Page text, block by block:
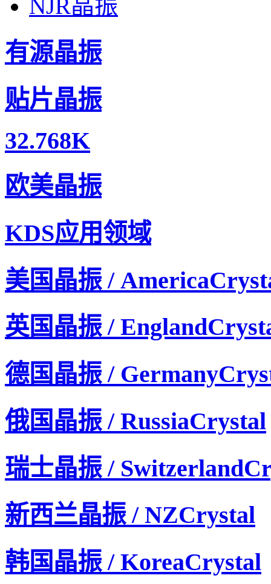
CITIZEN晶振,石英晶振,CFV-206晶振,时钟晶振
NJR晶振
有源晶振
贴片晶振
32.768K
欧美晶振
KDS应用领域
美国晶振 /
英国晶振 /
德国晶振 /
俄国晶振 / RussiaCrystal
瑞士晶振 /
新西兰晶振 / NZCrystal
韩国晶振 / KoreaCrystal